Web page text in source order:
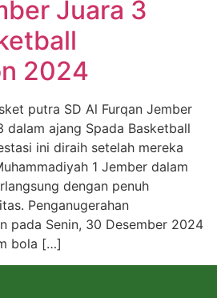
Juara 3
2024
putra SD Al Furqan Jember
dalam ajang Spada Basketball
ini diraih setelah mereka
1 Jember dalam
dengan penuh
Penganugerahan
pada Senin, 30 Desember 2024
bola […]